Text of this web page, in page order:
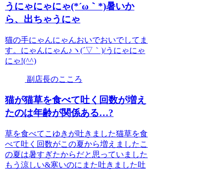
うにゃにゃにゃ(*´ω｀*)暑いか
ら、出ちゃうにゃ
猫の手にゃんにゃんおいでおいでしてま
す。にゃんにゃん♪ヽ(´▽｀)/うにゃにゃ
にゃ!(^^)
副店長のこころ
猫が猫草を食べて吐く回数が増え
たのは年齢が関係ある…?
草を食べてこゆきが吐きました猫草を食
べて吐く回数がこの夏から増えましたこ
の夏は暑すぎたからだと思っていました
もう涼しい&寒いのにまた吐きました吐